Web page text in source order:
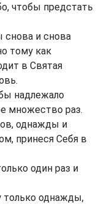
чтобы предстать
снова и снова
тому как
в Святая
надлежало
множество раз.
однажды и
принеся Себя в
один раз и
только однажды,